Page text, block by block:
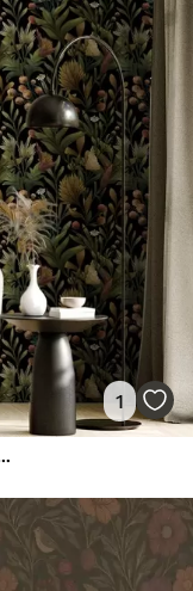
1
calda tavolozza autunnale